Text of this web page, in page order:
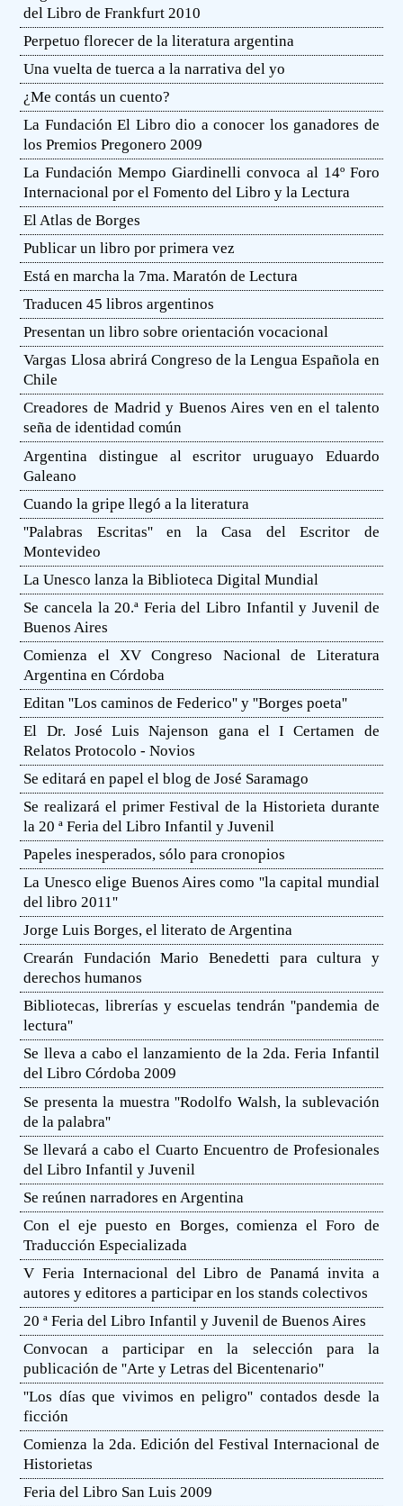
del Libro de Frankfurt 2010
Perpetuo florecer de la literatura argentina
Una vuelta de tuerca a la narrativa del yo
¿Me contás un cuento?
La Fundación El Libro dio a conocer los ganadores de
los Premios Pregonero 2009
La Fundación Mempo Giardinelli convoca al 14º Foro
Internacional por el Fomento del Libro y la Lectura
El Atlas de Borges
Publicar un libro por primera vez
Está en marcha la 7ma. Maratón de Lectura
Traducen 45 libros argentinos
Presentan un libro sobre orientación vocacional
Vargas Llosa abrirá Congreso de la Lengua Española en
Chile
Creadores de Madrid y Buenos Aires ven en el talento
seña de identidad común
Argentina distingue al escritor uruguayo Eduardo
Galeano
Cuando la gripe llegó a la literatura
''Palabras Escritas'' en la Casa del Escritor de
Montevideo
La Unesco lanza la Biblioteca Digital Mundial
Se cancela la 20.ª Feria del Libro Infantil y Juvenil de
Buenos Aires
Comienza el XV Congreso Nacional de Literatura
Argentina en Córdoba
Editan ''Los caminos de Federico'' y ''Borges poeta''
El Dr. José Luis Najenson gana el I Certamen de
Relatos Protocolo - Novios
Se editará en papel el blog de José Saramago
Se realizará el primer Festival de la Historieta durante
la 20 ª Feria del Libro Infantil y Juvenil
Papeles inesperados, sólo para cronopios
La Unesco elige Buenos Aires como ''la capital mundial
del libro 2011''
Jorge Luis Borges, el literato de Argentina
Crearán Fundación Mario Benedetti para cultura y
derechos humanos
Bibliotecas, librerías y escuelas tendrán ''pandemia de
lectura''
Se lleva a cabo el lanzamiento de la 2da. Feria Infantil
del Libro Córdoba 2009
Se presenta la muestra ''Rodolfo Walsh, la sublevación
de la palabra''
Se llevará a cabo el Cuarto Encuentro de Profesionales
del Libro Infantil y Juvenil
Se reúnen narradores en Argentina
Con el eje puesto en Borges, comienza el Foro de
Traducción Especializada
V Feria Internacional del Libro de Panamá invita a
autores y editores a participar en los stands colectivos
20 ª Feria del Libro Infantil y Juvenil de Buenos Aires
Convocan a participar en la selección para la
publicación de ''Arte y Letras del Bicentenario''
''Los días que vivimos en peligro'' contados desde la
ficción
Comienza la 2da. Edición del Festival Internacional de
Historietas
Feria del Libro San Luis 2009